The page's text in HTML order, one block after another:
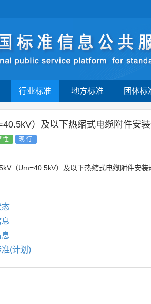
行业标准 地方标准 团体标
）及以下热缩式电缆附件安
性 现行
（Um=40.5kV）及以下热缩式电缆附件安装
态
(计划)